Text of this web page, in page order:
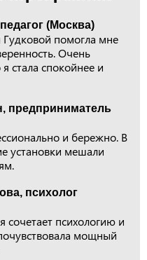
(Москва)
помогла мне
Очень
стала спокойнее и
предприниматель
и бережно. В
установки мешали
психолог
сочетает психологию и
мощный